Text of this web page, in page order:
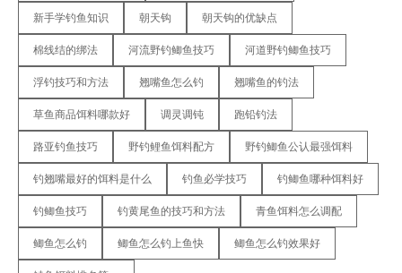
新手学钓鱼知识 朝天钩 朝天钩的优缺点
棉线结的绑法 河流野钓鲫鱼技巧 河道野钓鲫鱼技巧
浮钓技巧和方法 翘嘴鱼怎么钓 翘嘴鱼的钓法
草鱼商品饵料哪款好 调灵调钝 跑铅钓法
路亚钓鱼技巧 野钓鲤鱼饵料配方 野钓鲫鱼公认最强饵料
钓翘嘴最好的饵料是什么 钓鱼必学技巧 钓鲫鱼哪种饵料好
钓鲫鱼技巧 钓黄尾鱼的技巧和方法 青鱼饵料怎么调配
鲫鱼怎么钓 鲫鱼怎么钓上鱼快 鲫鱼怎么钓效果好